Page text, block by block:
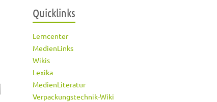
Quicklinks
Lerncenter
MedienLinks
Wikis
Lexika
MedienLiteratur
Verpackungstechnik-Wiki